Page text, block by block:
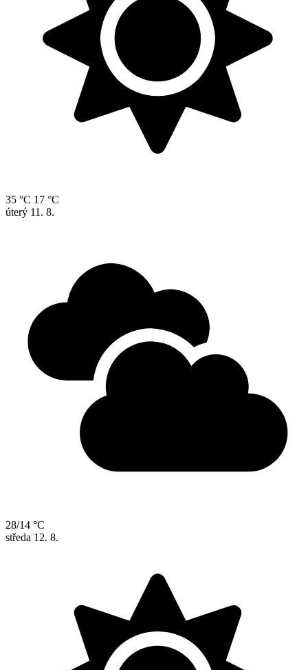
35 °C 17 °C
úterý 11. 8.
28/14 °C
středa 12. 8.